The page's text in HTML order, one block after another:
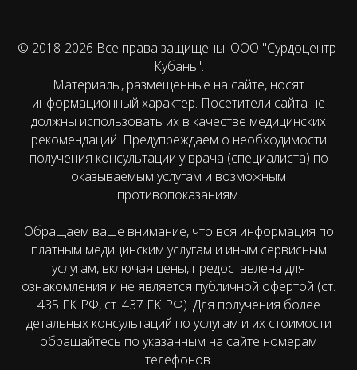
© 2018-2026 Все права защищены. ООО "Сурдоцентр-
Кубань".
Материалы, размещенные на сайте, носят
информационный характер. Посетители сайта не
должны использовать их в качестве медицинских
рекомендаций. Предупреждаем о необходимости
получения консультации у врача (специалиста) по
оказываемым услугам и возможным
противопоказаниям.
Обращаем ваше внимание, что вся информация по
платным медицинским услугам и иным сервисным
услугам, включая цены, предоставлена для
ознакомления и не является публичной офертой (ст.
435 ГК РФ, cт. 437 ГК РФ). Для получения более
детальных консультаций по услугам и их стоимости
обращайтесь по указанным на сайте номерам
телефонов.